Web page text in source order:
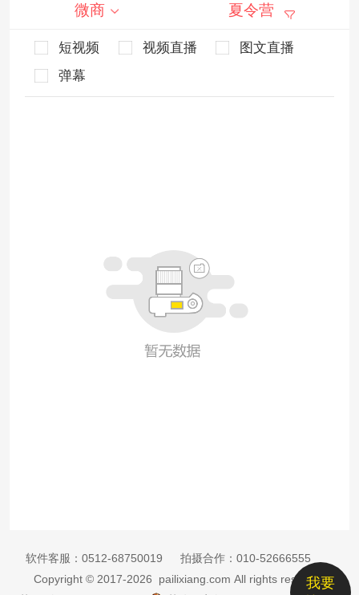
微商 夏令营
短视频 视频直播
图文直播
弹幕
我要
软件客服： 0512-68750019 拍摄合作： 010-52666555
Copyright © 2017-2026 pailixiang.com All rights reserved